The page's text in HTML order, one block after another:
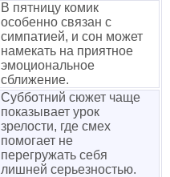
В пятницу комик
особенно связан с
симпатией, и сон может
намекать на приятное
эмоциональное
сближение.
Субботний сюжет чаще
показывает урок
зрелости, где смех
помогает не
перегружать себя
лишней серьезностью.